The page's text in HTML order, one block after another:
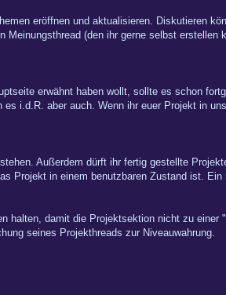
eröffnen und aktualisieren. Diskutieren
(den ihr gerne selbst
erwähnt haben wollt, sollte es schon
i.d.R. aber auch. Wenn ihr euer Projekt in
Außerdem dürft ihr fertig gestellte
Projekt in einem benutzbaren Zustand ist.
halten, damit die Projektsektion nicht zu
seines Projekthreads zur Niveauwahrung.